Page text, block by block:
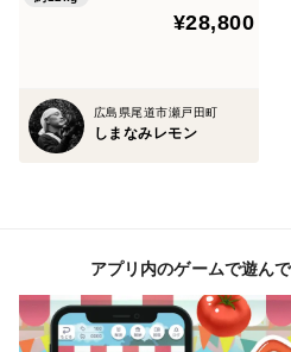
¥28,800
広島県尾道市瀬戸田町
しまなみレモン
アプリ内のゲームで遊ん